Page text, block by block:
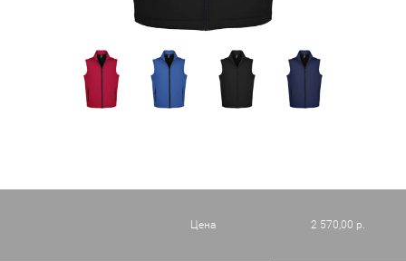
Цена 2 570,00 р.